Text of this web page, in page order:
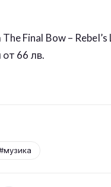
Final Bow –
66 лв.